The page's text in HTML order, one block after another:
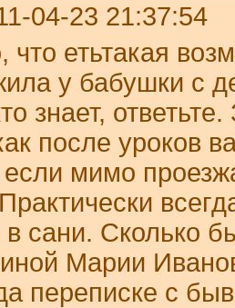
04-23 21:37:54
что етьтакая
у бабушки с
знает,
после уроков
если мимо
в сани. Сколько
Марии
переписке с